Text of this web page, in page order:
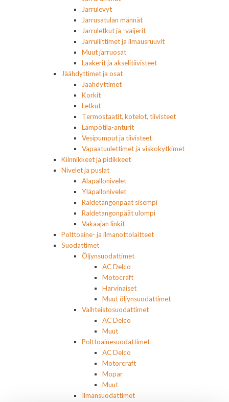
Jarrulevyt
Jarrusatulan männät
Jarruletkut ja -vaijerit
Jarruliittimet ja ilmausruuvit
Muut jarruosat
Laakerit ja akselitiivisteet
Jäähdyttimet ja osat
Jäähdyttimet
Korkit
Letkut
Termostaatit, kotelot, tiivisteet
Lämpötila-anturit
Vesipumput ja tiivisteet
Vapaatuulettimet ja viskokytkimet
Kiinnikkeet ja pidikkeet
Nivelet ja puslat
Alapallonivelet
Yläpallonivelet
Raidetangonpäät sisempi
Raidetangonpäät ulompi
Vakaajan linkit
Polttoaine- ja ilmanottolaitteet
Suodattimet
Öljynsuodattimet
AC Delco
Motocraft
Harvinaiset
Muut öljynsuodattimet
Vaihteistosuodattimet
AC Delco
Muut
Polttoainesuodattimet
AC Delco
Motorcraft
Mopar
Muut
Ilmansuodattimet